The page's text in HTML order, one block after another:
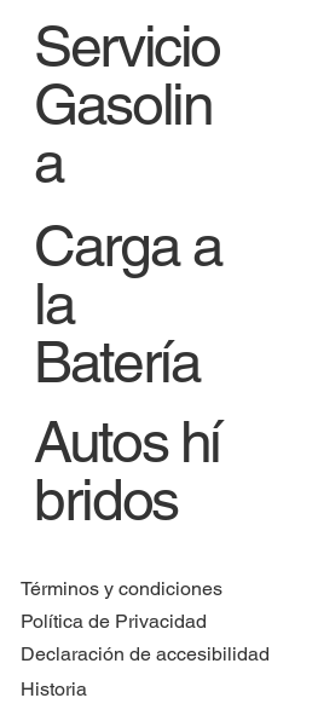
Servicio
Gasolin
a
Carga a
la
Batería
Autos hí
bridos
Términos y condiciones
Política de Privacidad
Declaración de accesibilidad
Historia